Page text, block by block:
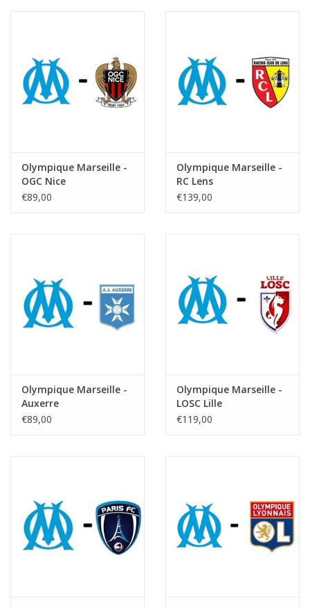
Olympique Marseille -
OGC Nice
€89,00
Olympique Marseille -
RC Lens
€139,00
Olympique Marseille -
Auxerre
€89,00
Olympique Marseille -
LOSC Lille
€119,00